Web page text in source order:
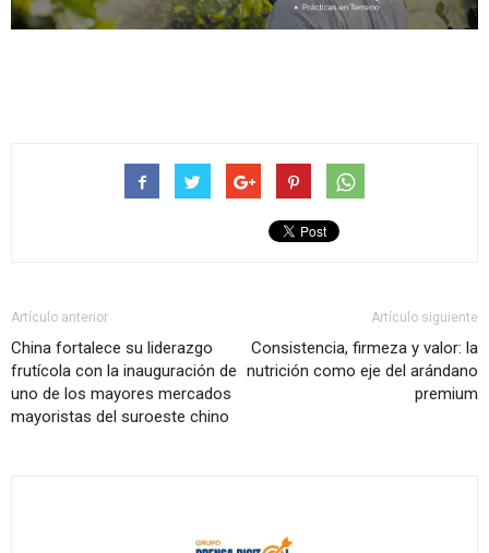
Artículo anterior
China fortalece su liderazgo
frutícola con la inauguración de
uno de los mayores mercados
mayoristas del suroeste chino
Artículo siguiente
Consistencia, firmeza y valor: la
nutrición como eje del arándano
premium